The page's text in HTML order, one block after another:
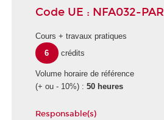
Code UE : NFA032-PAR
Cours + travaux pratiques
6
crédits
Volume horaire de référence
(+ ou - 10%) : 50 heures
Responsable(s)